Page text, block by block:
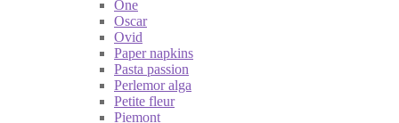
One
Oscar
Ovid
Paper napkins
Pasta passion
Perlemor alga
Petite fleur
Piemont